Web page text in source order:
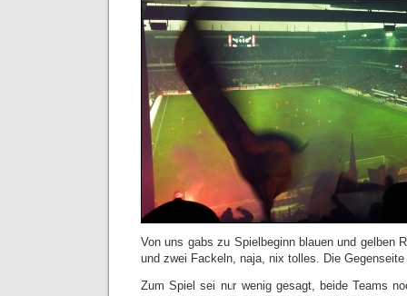
Von uns gabs zu Spielbeginn blauen und gelben
und zwei Fackeln, naja, nix tolles. Die
Zum Spiel sei nur wenig gesagt, beide Teams